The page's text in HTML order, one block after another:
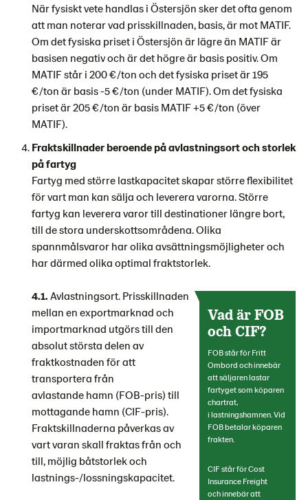
När fysiskt vete handlas i Östersjön sker det ofta genom
att man noterar vad prisskillnaden, basis, är mot MATIF.
Om det fysiska priset i Östersjön är lägre än MATIF är
basisen negativ och är det högre är basis positiv. Om
MATIF står i 200 €/ton och det fysiska priset är 195
€/ton är basis -5 €/ton (under MATIF). Om det fysiska
priset är 205 €/ton är basis MATIF +5 €/ton (över
MATIF).
Fraktskillnader beroende på avlastningsort och storlek
på fartyg
Fartyg med större lastkapacitet skapar större flexibilitet
för vart man kan sälja och leverera varorna. Större
fartyg kan leverera varor till destinationer längre bort,
till de stora underskottsområdena. Olika
spannmålsvaror har olika avsättningsmöjligheter och
har därmed olika optimal fraktstorlek.
Vad är FOB
och CIF?
FOB står för Fritt
Ombord och innebär
att säljaren lastar
fartyget som köparen
chartrat,
i lastningshamnen. Vid
FOB betalar köparen
frakten.
CIF står för Cost
Insurance Freight
och innebär att
4.1. Avlastningsort. Prisskillnaden
mellan en exportmarknad och
importmarknad utgörs till den
absolut största delen av
fraktkostnaden för att
transportera från
avlastande hamn (FOB-pris) till
mottagande hamn (CIF-pris).
Fraktskillnaderna påverkas av
vart varan skall fraktas från och
till, möjlig båtstorlek och
lastnings-/lossningskapacitet.